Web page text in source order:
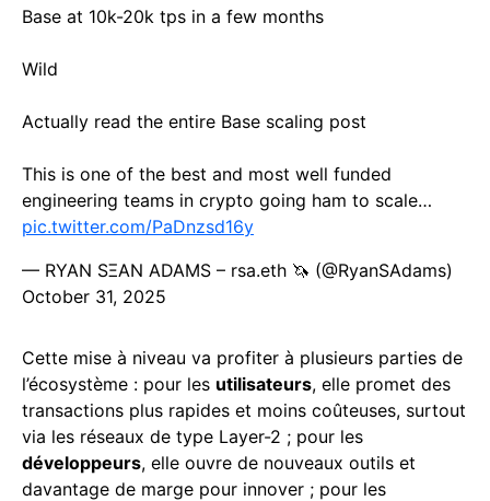
Base at 10k-20k tps in a few months
Wild
Actually read the entire Base scaling post
This is one of the best and most well funded
engineering teams in crypto going ham to scale…
pic.twitter.com/PaDnzsd16y
— RYAN SΞAN ADAMS – rsa.eth 🦄 (@RyanSAdams)
October 31, 2025
Cette mise à niveau va profiter à plusieurs parties de
l’écosystème : pour les utilisateurs, elle promet des
transactions plus rapides et moins coûteuses, surtout
via les réseaux de type Layer-2 ; pour les
développeurs, elle ouvre de nouveaux outils et
davantage de marge pour innover ; pour les